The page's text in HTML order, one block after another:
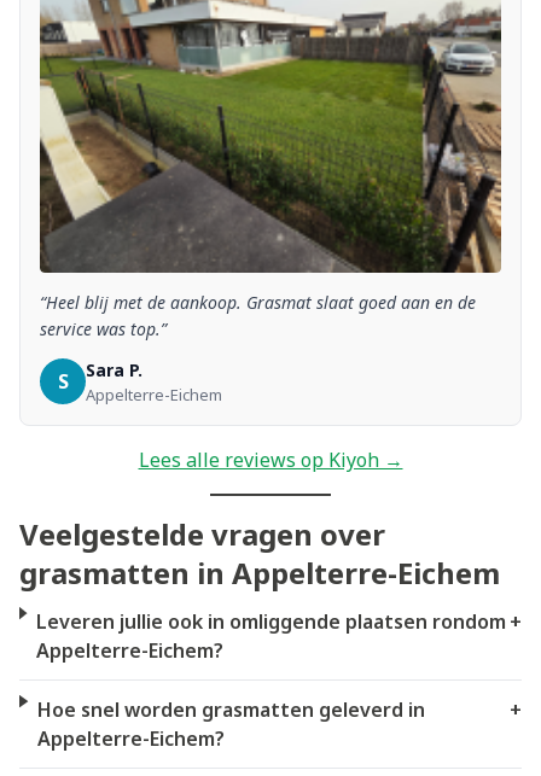
“Heel blij met de aankoop. Grasmat slaat goed aan en de
service was top.”
S Sara P.
Appelterre-Eichem
Lees alle reviews op Kiyoh →
Veelgestelde vragen over
grasmatten in Appelterre-Eichem
Leveren jullie ook in omliggende plaatsen rondom
Appelterre-Eichem?
+
Hoe snel worden grasmatten geleverd in
Appelterre-Eichem?
+